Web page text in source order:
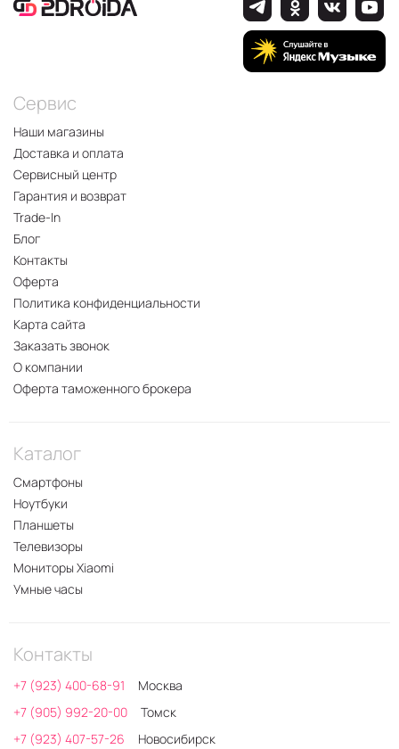
Сервис
Наши магазины
Доставка и оплата
Сервисный центр
Гарантия и возврат
Trade-In
Блог
Контакты
Оферта
Политика конфиденциальности
Карта сайта
Заказать звонок
О компании
Оферта таможенного брокера
Каталог
Смартфоны
Ноутбуки
Планшеты
Телевизоры
Мониторы Xiaomi
Умные часы
Контакты
+7 (923) 400-68-91
Москва
+7 (905) 992-20-00
Томск
+7 (923) 407-57-26
Новосибирск